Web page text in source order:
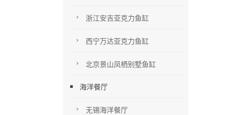
浙江安吉亚克力鱼缸
西宁万达亚克力鱼缸
北京景山凤栖别墅鱼缸
海洋餐厅
无锡海洋餐厅